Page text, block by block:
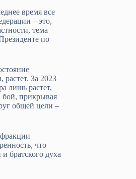
время все
– это,
тема
по
За 2023
лишь растет,
бой, прикрывая
общей цели –
что
братского духа